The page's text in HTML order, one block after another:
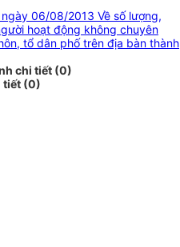
06/08/2013 Về số lượng,
hoạt động không chuyên
tổ dân phố trên địa bàn thành
chi tiết (0)
tiết (0)